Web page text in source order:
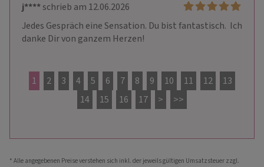
j****schrieb am 12.06.2026
Jedes Gespräch eine Sensation. Du bist fantastisch.  Ich
danke Dir von ganzem Herzen!
1 2 3 4 5 6 7 8 9 10 11 12
13
14
15 16 17 > >>
* Alle angegebenen Preise verstehen sich inkl. der jeweils gültigen Umsatzsteuer zzgl.